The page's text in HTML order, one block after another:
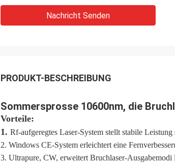
Nachricht Senden
PRODUKT-BESCHREIBUNG
Sommersprosse 10600nm, die
Vorteile:
1. Rf-aufgeregtes Laser-System stellt stabile Leistung
2. Windows CE-System erleichtert eine
3. Ultrapure, CW, erweitert Bruchlaser-Ausgabemodi